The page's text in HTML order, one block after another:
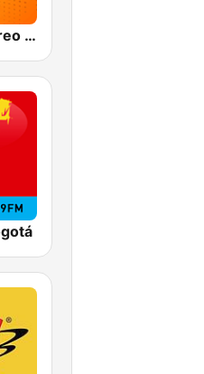
Olímpica Stereo Bogotá 105.9 FM